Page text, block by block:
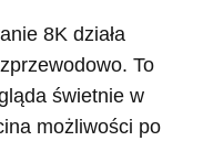
8K działa
To
świetnie w
możliwości po